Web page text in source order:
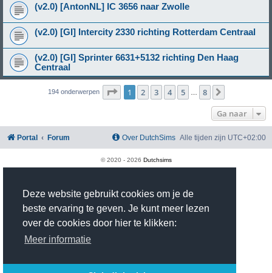
Deze website gebruikt cookies om je de
beste ervaring te geven. Je kunt meer lezen
over de cookies door hier te klikken:
Meer informatie
(v2.0) [AntonNL] IC 3656 naar Zwolle
(v2.0) [GI] Intercity 2330 richting Rotterdam Centraal
(v2.0) [GI] Sprinter 6631+5132 richting Den Haag
Centraal
194 onderwerpen Pagina van 8
1 2 3 4 5 8
Ga naar
Portal Forum Alle tijden zijn UTC+02:00
Over DutchSims
© 2020 - 2026 Dutchsims
phpBB Two Factor Authentication ©paul999
Gebruikersvoorwaarden
| Peak Memory Usage: 2.97 MiB | GZIP: On |